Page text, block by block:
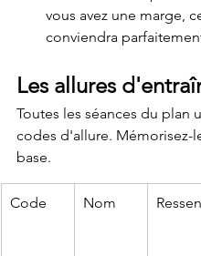
vous avez une marge,
conviendra
Les allures
Toutes les séances du plan
codes d'allure. Mémorisez-
base.
Code Nom